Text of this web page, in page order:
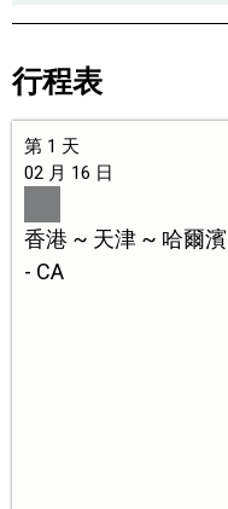
行程表
第 1 天
02 月 16 日
香港 ~ 天津 ~ 哈爾濱
- CA